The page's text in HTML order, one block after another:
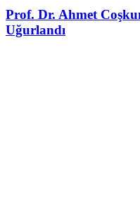
Prof. Dr. Ahmet
Uğurlandı